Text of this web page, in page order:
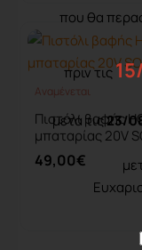
που θα
πριν τις
μετά τις23/
Aναμένεται
Πιστόλι βαφής
μπαταρίας 20V
49,00€
Καλάθι